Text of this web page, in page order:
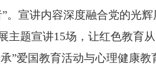
。宣讲内容深度融合党的光
题宣讲15场，让红色教育
”爱国教育活动与心理健康教